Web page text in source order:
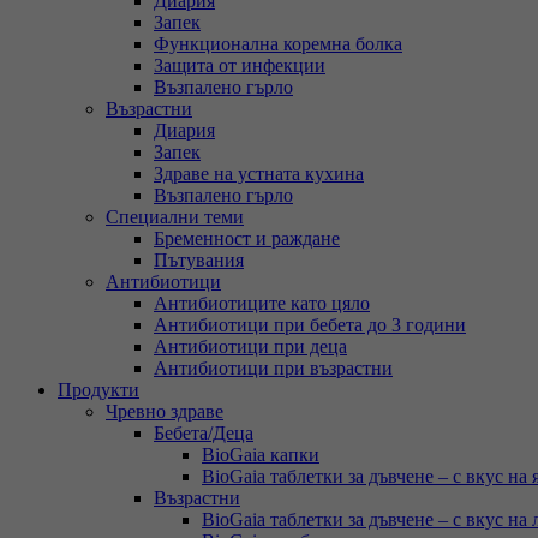
Запек
Функционална коремна болка
Защита от инфекции
Възпалено гърло
Възрастни
Диария
Запек
Здраве на устната кухина
Възпалено гърло
Специални теми
Бременност и раждане
Пътувания
Антибиотици
Антибиотиците като цяло
Антибиотици при бебета до 3 години
Антибиотици при деца
Антибиотици при възрастни
Продукти
Чревно здраве
Бебета/Деца
BioGaia капки
BioGaia таблетки за дъвчене – с вкус на
Възрастни
BioGaia таблетки за дъвчене – с вкус на